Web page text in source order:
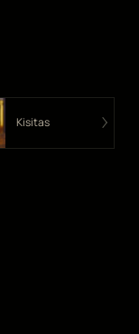
Kisitas